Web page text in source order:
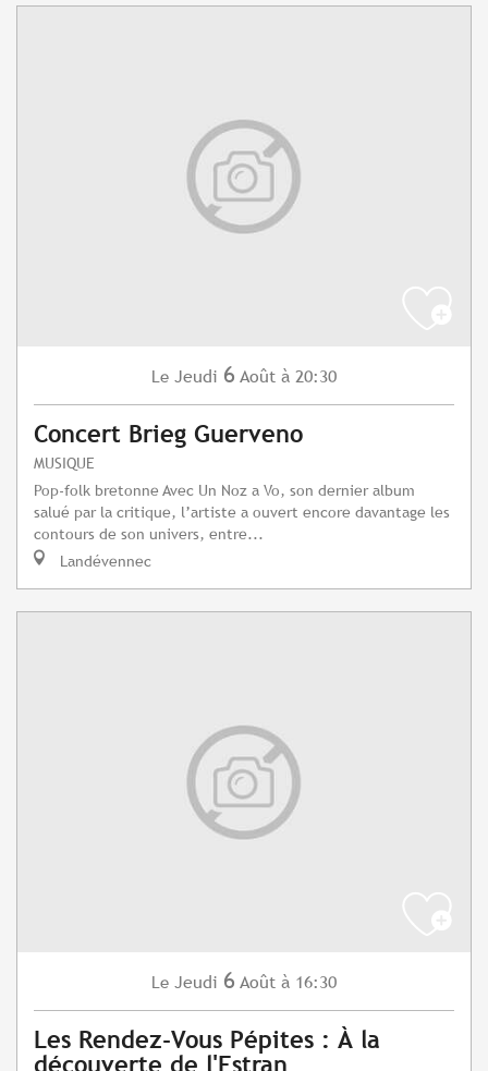
Le Jeudi 6 Août à 20:30
Concert Brieg Guerveno
MUSIQUE
Pop-folk bretonne Avec Un Noz a Vo, son dernier album
salué par la critique, l’artiste a ouvert encore davantage les
contours de son univers, entre...
Landévennec
Le Jeudi 6 Août à 16:30
Les Rendez-Vous Pépites : À la
découverte de l'Estran